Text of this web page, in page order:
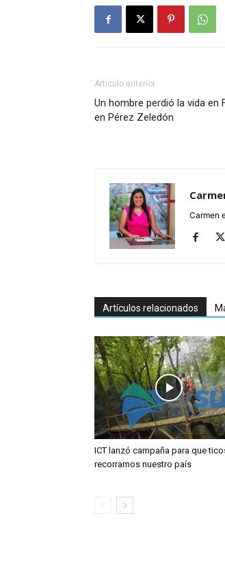
Artículo anterior
Un hombre perdió la vida en
en Pérez Zeledón
Carmen
Artículos relacionados
ICT lanzó campaña para que
recorramos nuestro país